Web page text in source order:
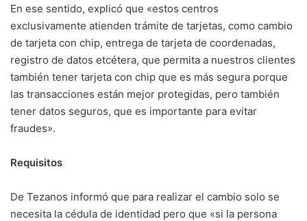
En ese sentido, explicó que «estos centros
exclusivamente atienden trámite de tarjetas, como cambio
de tarjeta con chip, entrega de tarjeta de coordenadas,
registro de datos etcétera, que permita a nuestros clientes
también tener tarjeta con chip que es más segura porque
las transacciones están mejor protegidas, pero también
tener datos seguros, que es importante para evitar
fraudes».
Requisitos
De Tezanos informó que para realizar el cambio solo se
necesita la cédula de identidad pero que «si la persona